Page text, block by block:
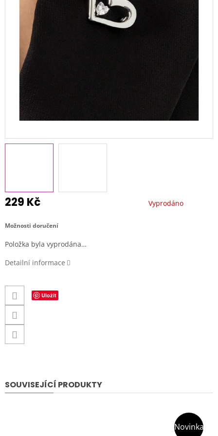
229 Kč
cena:
Vyprodáno
Možnosti doručení
Položka byla vyprodána…
Detailní informace
Uložit
SOUVISEJÍCÍ PRODUKTY
Novinka